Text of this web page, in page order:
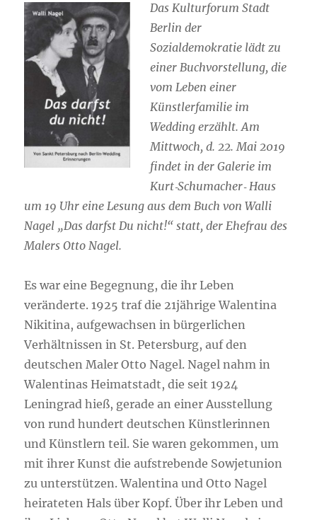
Das Kulturforum Stadt
Berlin der
Sozialdemokratie lädt zu
einer Buchvorstellung, die
vom Leben einer
Künstlerfamilie im
Wedding erzählt. Am
Mittwoch, d. 22. Mai 2019
findet in der Galerie im
Kurt‐Schumacher‐ Haus
um 19 Uhr eine Lesung aus dem Buch von Walli
Nagel „Das darfst Du nicht!“ statt, der Ehefrau des
Malers Otto Nagel.
Es war eine Begegnung, die ihr Leben
veränderte. 1925 traf die 21jährige Walentina
Nikitina, aufgewachsen in bürgerlichen
Verhältnissen in St. Petersburg, auf den
deutschen Maler Otto Nagel. Nagel nahm in
Walentinas Heimatstadt, die seit 1924
Leningrad hieß, gerade an einer Ausstellung
von rund hundert deutschen Künstlerinnen
und Künstlern teil. Sie waren gekommen, um
mit ihrer Kunst die aufstrebende Sowjetunion
zu unterstützen. Walentina und Otto Nagel
heirateten Hals über Kopf. Über ihr Leben und